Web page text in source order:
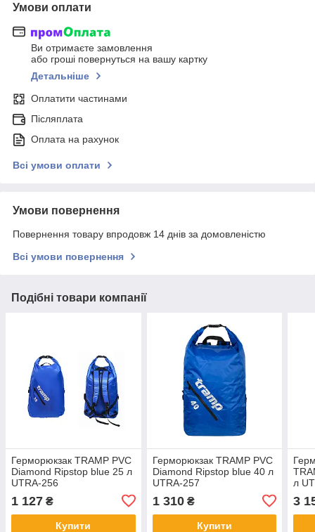
Умови оплати
Ви отримаєте замовлення
або гроші повернуться на вашу картку
Детальніше
Оплатити частинами
Післяплата
Оплата на рахунок
Всі умови оплати
Умови повернення
Повернення товару впродовж 14 днів за домовленістю
Всі умови повернення
Подібні товари компанії
Герморюкзак TRAMP PVC
Diamond Ripstop blue 25 л
UTRA-256
1 127 ₴
Купити
Герморюкзак TRAMP PVC
Diamond Ripstop blue 40 л
UTRA-257
1 310₴
Купити
л
3